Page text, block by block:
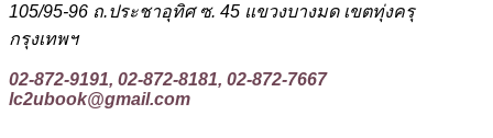
105/95-96 ถ.ประชาอุทิศ ซ. 45 แขวงบางมด เขตทุ่งครุ
กรุงเทพฯ
02-872-9191, 02-872-8181, 02-872-7667
lc2ubook@gmail.com